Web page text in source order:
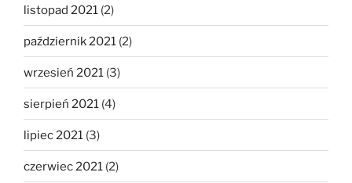
listopad 2021 (2)
październik 2021 (2)
wrzesień 2021 (3)
sierpień 2021 (4)
lipiec 2021 (3)
czerwiec 2021 (2)